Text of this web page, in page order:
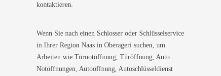
kontaktieren.
Wenn Sie nach einen Schlosser oder Schlüsselservice
in Ihrer Region Naas in Oberageri suchen, um
Arbeiten wie Türnotöffnung, Türöffnung, Auto
Notöffnungen, Autoöffnung, Autoschlüsseldienst